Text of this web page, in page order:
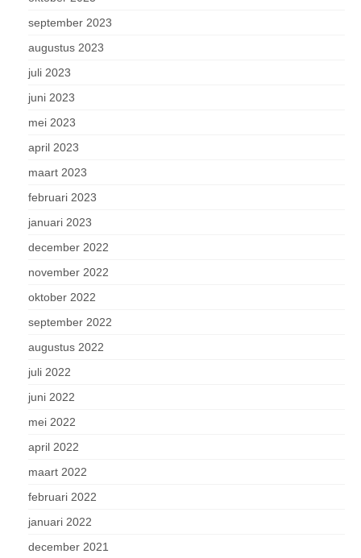
september 2023
augustus 2023
juli 2023
juni 2023
mei 2023
april 2023
maart 2023
februari 2023
januari 2023
december 2022
november 2022
oktober 2022
september 2022
augustus 2022
juli 2022
juni 2022
mei 2022
april 2022
maart 2022
februari 2022
januari 2022
december 2021